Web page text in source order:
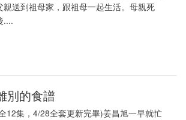
親送到祖母家，跟祖母一起生活。母親死
....
別的食譜
12集，4/28全套更新完畢)姜昌旭一早就忙